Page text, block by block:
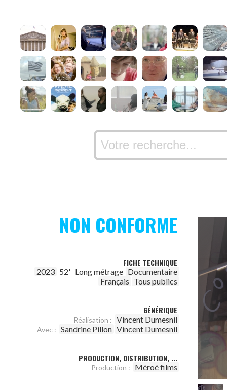
NON CONFORME
FICHE TECHNIQUE
2023 52' Long métrage Documentaire
Français Tous publics
GÉNÉRIQUE
Réalisation : Vincent Dumesnil
Avec : Sandrine Pillon Vincent Dumesnil
PRODUCTION, DISTRIBUTION, ...
Production : Méroé films